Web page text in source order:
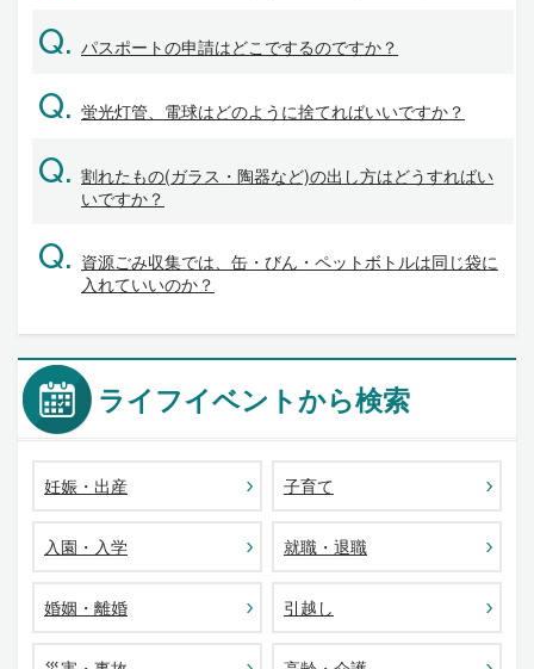
Q. パスポートの申請はどこでするのですか？
Q. 蛍光灯管、電球はどのように捨てればいいですか？
Q. 割れたもの(ガラス・陶器など)の出し方はどうすればい
いですか？
Q. 資源ごみ収集では、缶・びん・ペットボトルは同じ袋に
入れていいのか？
ライフイベントから検索
妊娠・出産 子育て
入園・入学 就職・退職
婚姻・離婚 引越し